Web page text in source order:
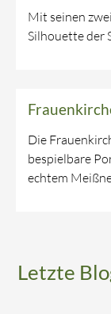
Mit seinen
Silhouette der
Die
bespielbare
echtem
Letzte